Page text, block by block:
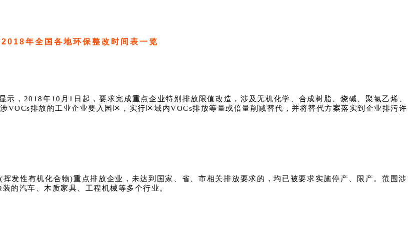
2018年全国各地环保整改时间表一览
，2018年10月1日起，要求完成重点企业特别排放限值改造，涉及无机化学、合成树脂、烧碱、聚氯乙烯、
VOCs排放的工业企业要入园区，实行区域内VOCs排放等量或倍量削减替代，并将替代方案落实到企业排污许
发性有机化合物)重点排放企业，未达到国家、省、市相关排放要求的，均已被要求实施停产、限产。范围涉
的汽车、木质家具、工程机械等多个行业。